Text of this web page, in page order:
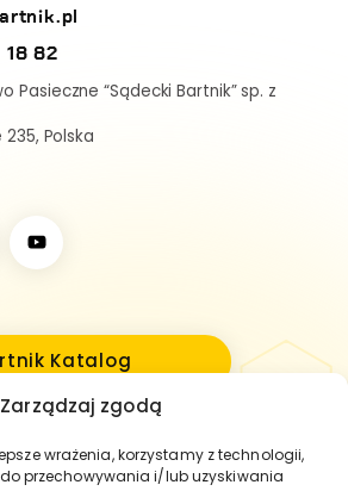
zgody może niekorzystnie
i funkcje.
AKCEPTUJĘ
Polityka Prywatności
18 82
Pasieczne “Sądecki Bartnik” sp. z
Polska
Katalog